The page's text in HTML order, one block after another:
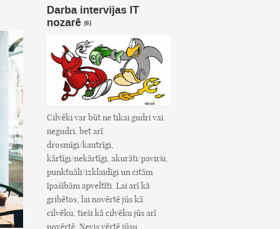
Darba intervijas IT
nozarē (6)
Cilvēki var būt ne tikai gudri vai
negudri, bet arī
drosmīgi/kautrīgi,
kārtīgi/nekārtīgi, akurāti/pavirši,
punktuāli/izklaidīgi un citām
īpašībām apveltīti. Lai arī kā
gribētos, lai novērtē jūs kā
cilvēku, tieši kā cilvēku jūs arī
novērtē. Nevis vērtē jūsu